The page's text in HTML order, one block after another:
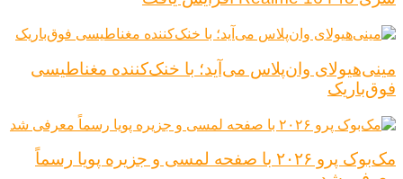
مینی‌هیولای وان‌پلاس می‌آید؛ با خنک‌کننده مغناطیسی
فوق‌باریک
مک‌بوک پرو ۲۰۲۶ با صفحه لمسی و جزیره پویا رسماً